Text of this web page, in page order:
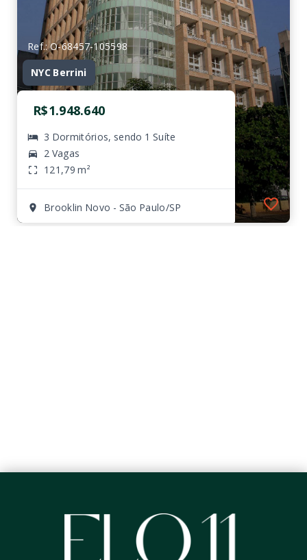
Ref.: O-68457-105598
NYC Berrini
R$1.948.640
3 Dormitórios, sendo 1 Suíte
2 Vagas
121,79 m²
Brooklin Novo - São Paulo/SP